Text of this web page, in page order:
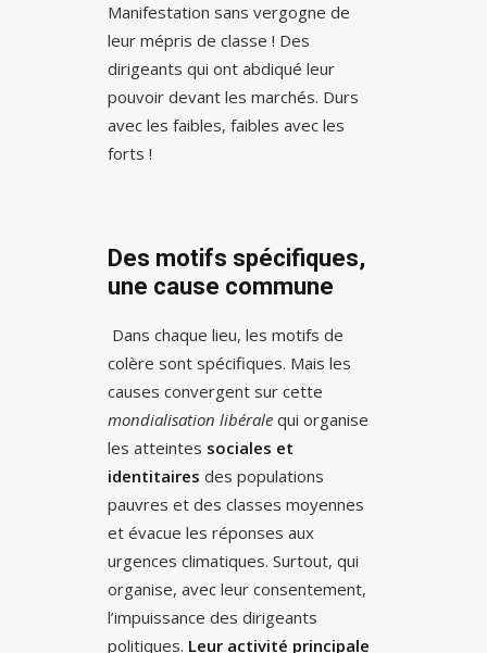
Manifestation sans vergogne de
leur mépris de classe ! Des
dirigeants qui ont abdiqué leur
pouvoir devant les marchés. Durs
avec les faibles, faibles avec les
forts !
Des motifs spécifiques,
une cause commune
Dans chaque lieu, les motifs de
colère sont spécifiques. Mais les
causes convergent sur cette
mondialisation libérale qui organise
les atteintes sociales et
identitaires des populations
pauvres et des classes moyennes
et évacue les réponses aux
urgences climatiques. Surtout, qui
organise, avec leur consentement,
l’impuissance des dirigeants
politiques. Leur activité principale